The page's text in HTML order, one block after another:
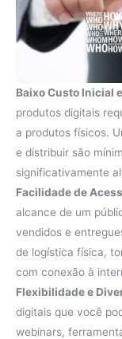
Baixo Custo Inicial
produtos digitais
a produtos físicos.
e distribuir são
significativamente
Facilidade de
alcance de um
vendidos e
de logística física,
com conexão à
Flexibilidade e
digitais que você
webinars,